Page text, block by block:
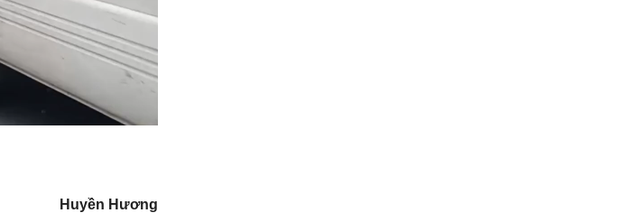
Huyền Hương